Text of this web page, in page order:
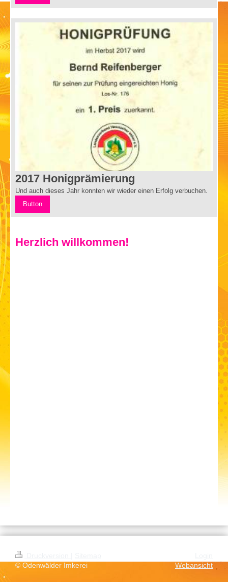
2017 Honigprämierung
Und auch dieses Jahr konnten wir wieder einen Erfolg verbuchen.
Button
Herzlich willkommen!
© Odenwälder Imkerei
Webansicht